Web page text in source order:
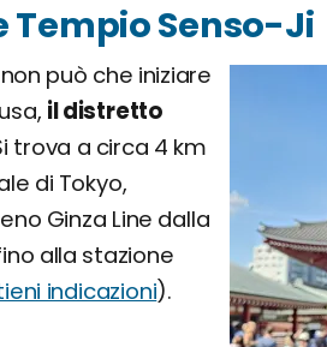
Tempio Senso-Ji
può che iniziare
il distretto
trova a circa 4 km
di Tokyo,
Ginza Line dalla
alla stazione
indicazioni).